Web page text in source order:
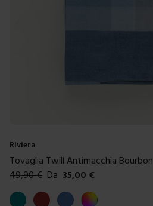
Riviera
Tovaglia Twill Antimacchia Bourbon
49,90€ Da 35,00 €
Colori disponibili
OttanioMarroneBlue Multicolore